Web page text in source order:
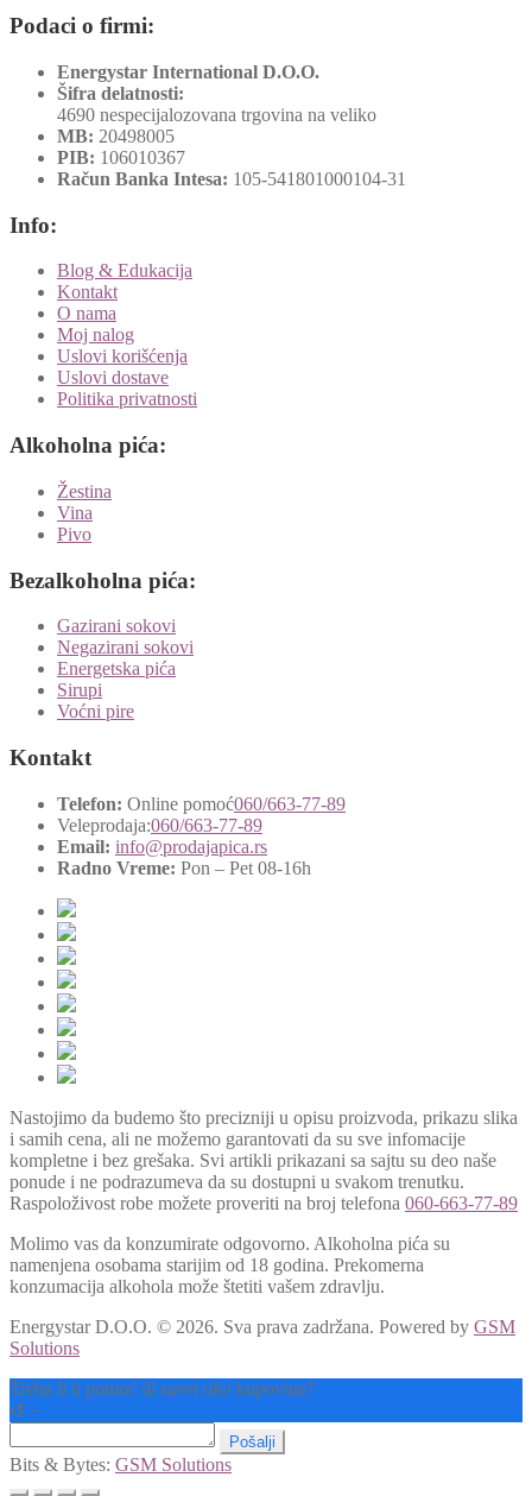
Podaci o firmi:
Energystar International D.O.O.
Šifra delatnosti:
4690 nespecijalozovana trgovina na veliko
MB: 20498005
PIB: 106010367
Račun Banka Intesa: 105-541801000104-31
Info:
Blog & Edukacija
Kontakt
O nama
Moj nalog
Uslovi korišćenja
Uslovi dostave
Politika privatnosti
Alkoholna pića:
Žestina
Vina
Pivo
Bezalkoholna pića:
Gazirani sokovi
Negazirani sokovi
Energetska pića
Sirupi
Voćni pire
Kontakt
Telefon: Online pomoć060/663-77-89
Veleprodaja:060/663-77-89
Email: info@prodajapica.rs
Radno Vreme: Pon – Pet 08-16h
Nastojimo da budemo što precizniji u opisu proizvoda, prikazu slika
i samih cena, ali ne možemo garantovati da su sve infomacije
kompletne i bez grešaka. Svi artikli prikazani sa sajtu su deo naše
ponude i ne podrazumeva da su dostupni u svakom trenutku.
Raspoloživost robe možete proveriti na broj telefona 060-663-77-89
Molimo vas da konzumirate odgovorno. Alkoholna pića su
namenjena osobama starijim od 18 godina. Prekomerna
konzumacija alkohola može štetiti vašem zdravlju.
Energystar D.O.O. © 2026. Sva prava zadržana. Powered by GSM
Solutions
Treba li ti pomoć ili savet oko kupovine?
↺ −
Pošalji
Bits & Bytes: GSM Solutions